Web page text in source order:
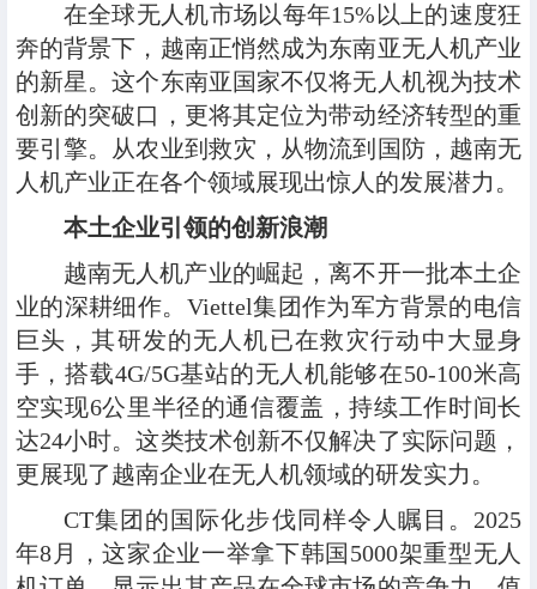
在全球无人机市场以每年15%以上的速度狂
奔的背景下，越南正悄然成为东南亚无人机产业
的新星。这个东南亚国家不仅将无人机视为技术
创新的突破口，更将其定位为带动经济转型的重
要引擎。从农业到救灾，从物流到国防，越南无
人机产业正在各个领域展现出惊人的发展潜力。
本土企业引领的创新浪潮
越南无人机产业的崛起，离不开一批本土企
业的深耕细作。Viettel集团作为军方背景的电信
巨头，其研发的无人机已在救灾行动中大显身
手，搭载4G/5G基站的无人机能够在50-100米高
空实现6公里半径的通信覆盖，持续工作时间长
达24小时。这类技术创新不仅解决了实际问题，
更展现了越南企业在无人机领域的研发实力。
CT集团的国际化步伐同样令人瞩目。2025
年8月，这家企业一举拿下韩国5000架重型无人